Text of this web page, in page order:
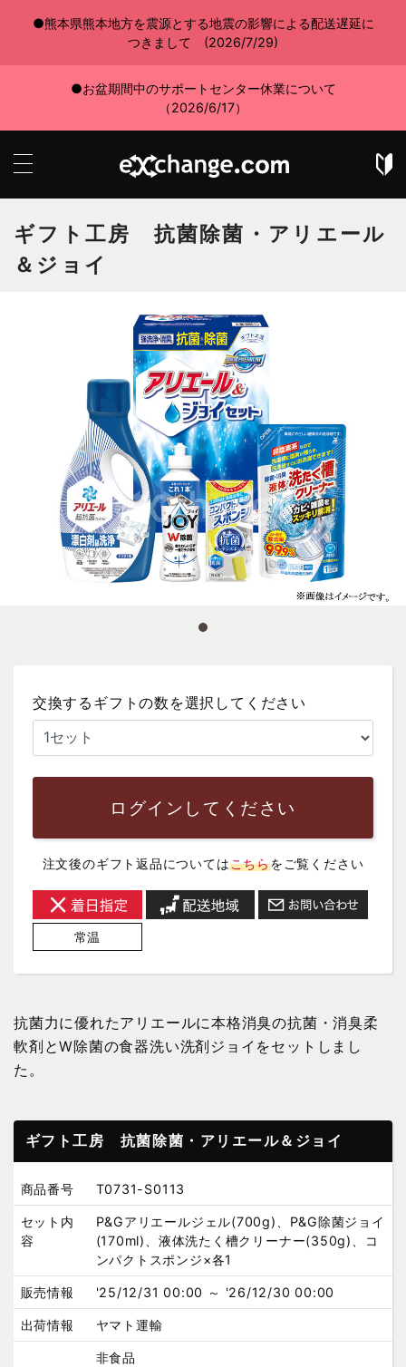
●熊本県熊本地方を震源とする地震の影響による配送遅延に
つきまして (2026/7/29)
●お盆期間中のサポートセンター休業について
（2026/6/17）
ギフト工房 抗菌除菌・アリエール
＆ジョイ
交換するギフトの数を選択してください
ログインしてください
注文後のギフト返品についてはこちらをご覧ください
常温
抗菌力に優れたアリエールに本格消臭の抗菌・消臭柔
軟剤とW除菌の食器洗い洗剤ジョイをセットしまし
た。
ギフト工房 抗菌除菌・アリエール＆ジョイ
商品番号 T0731-S0113
セット内
容
P&Gアリエールジェル(700g)、P&G除菌ジョイ
(170ml)、液体洗たく槽クリーナー(350g)、コ
ンパクトスポンジ×各1
販売情報 '25/12/31 00:00 ～ '26/12/30 00:00
出荷情報 ヤマト運輸
非食品